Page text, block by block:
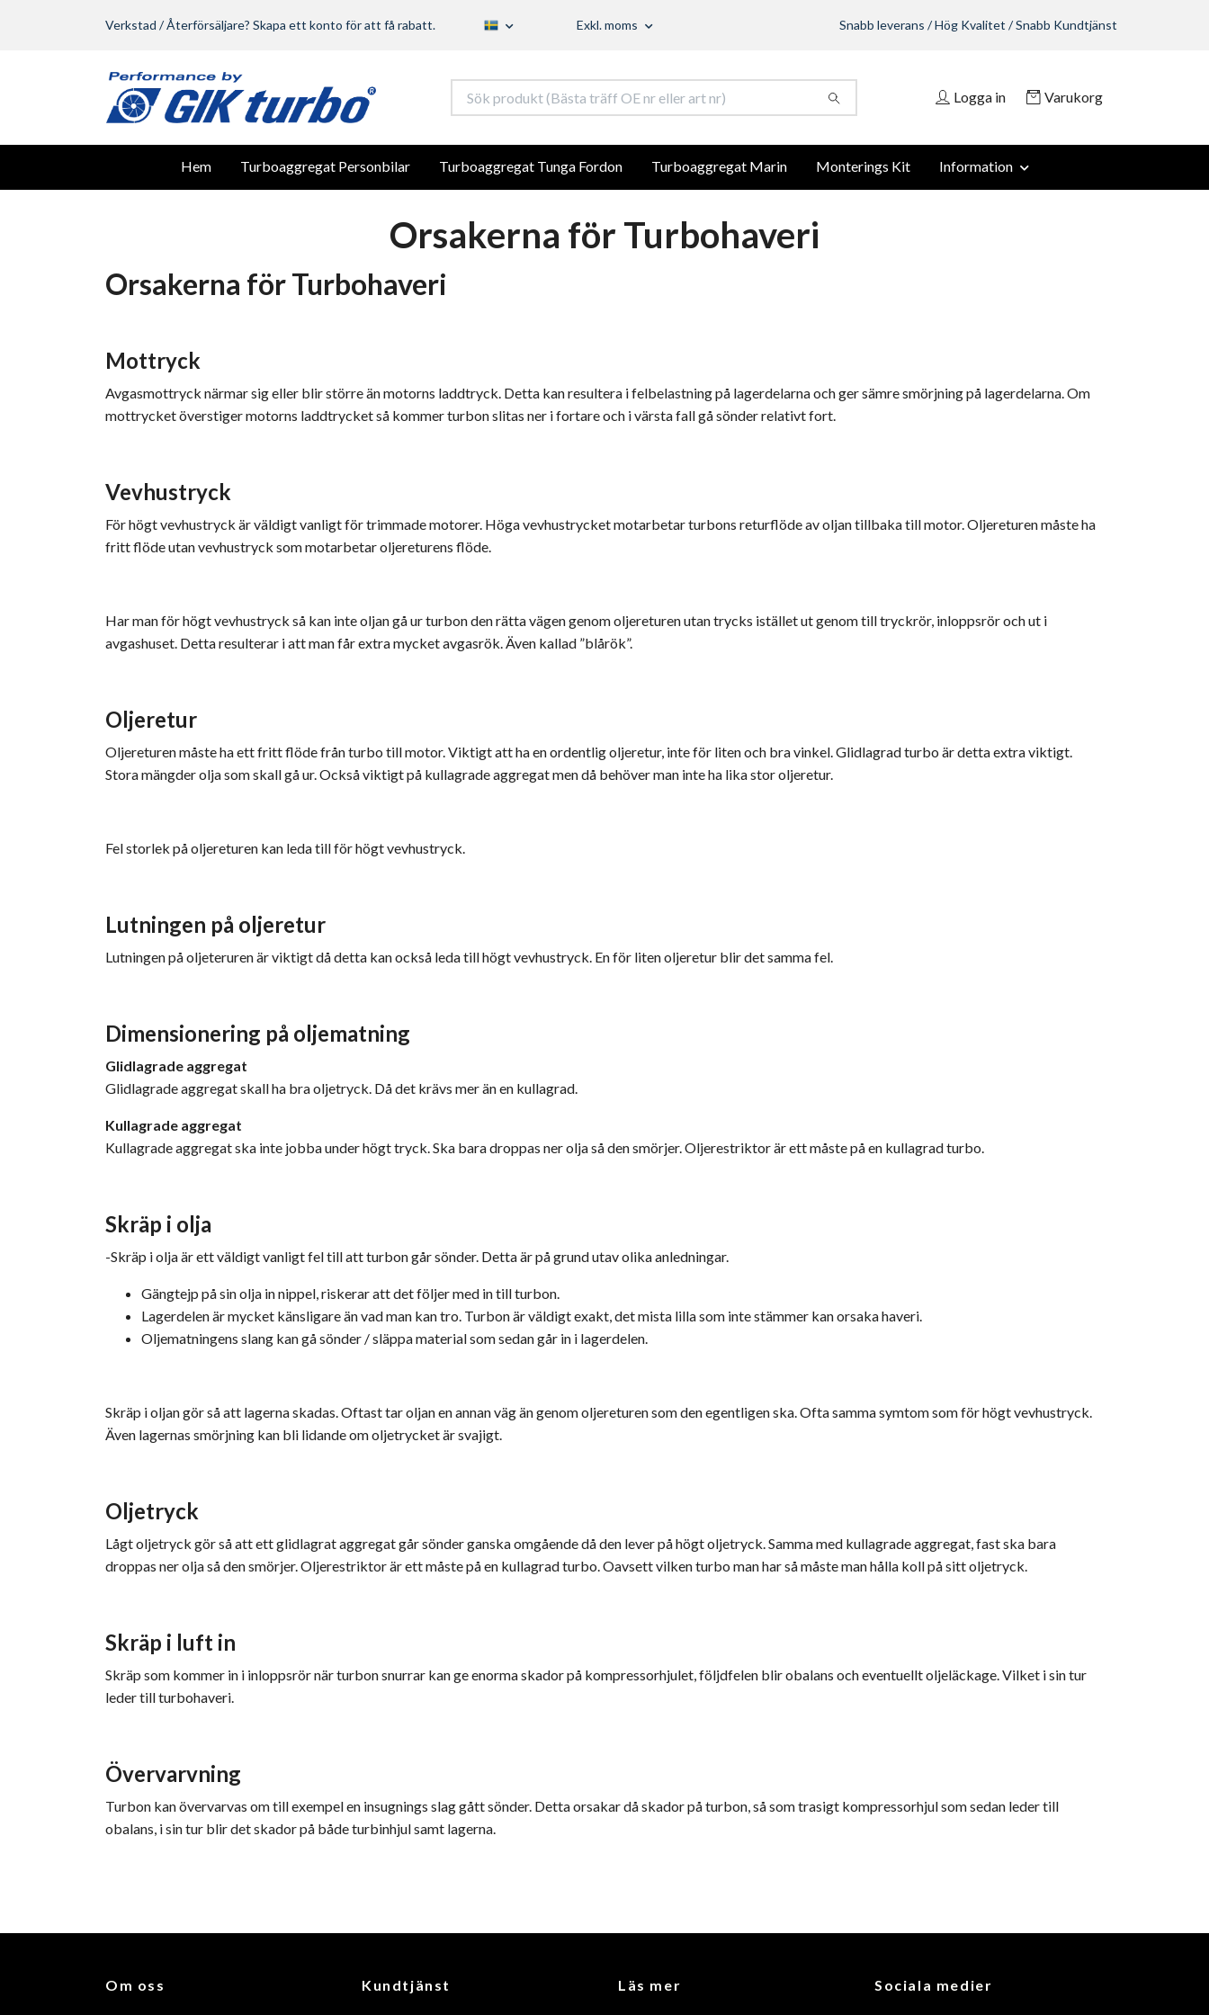
Verkstad / Återförsäljare? Skapa ett konto för att få rabatt. Exkl. moms Snabb leverans / Hög Kvalitet / Snabb Kundtjänst
Logga in Varukorg
Hem Turboaggregat Personbilar Turboaggregat Tunga Fordon Turboaggregat Marin Monterings Kit Information
Orsakerna för Turbohaveri
Orsakerna för Turbohaveri
Mottryck
Avgasmottryck närmar sig eller blir större än motorns laddtryck. Detta kan resultera i felbelastning på lagerdelarna och ger sämre smörjning på lagerdelarna. Om
mottrycket överstiger motorns laddtrycket så kommer turbon slitas ner i fortare och i värsta fall gå sönder relativt fort.
Vevhustryck
För högt vevhustryck är väldigt vanligt för trimmade motorer. Höga vevhustrycket motarbetar turbons returflöde av oljan tillbaka till motor. Oljereturen måste ha
fritt flöde utan vevhustryck som motarbetar oljereturens flöde.
Har man för högt vevhustryck så kan inte oljan gå ur turbon den rätta vägen genom oljereturen utan trycks istället ut genom till tryckrör, inloppsrör och ut i
avgashuset. Detta resulterar i att man får extra mycket avgasrök. Även kallad ”blårök”.
Oljeretur
Oljereturen måste ha ett fritt flöde från turbo till motor. Viktigt att ha en ordentlig oljeretur, inte för liten och bra vinkel. Glidlagrad turbo är detta extra viktigt.
Stora mängder olja som skall gå ur. Också viktigt på kullagrade aggregat men då behöver man inte ha lika stor oljeretur.
Fel storlek på oljereturen kan leda till för högt vevhustryck.
Lutningen på oljeretur
Lutningen på oljeteruren är viktigt då detta kan också leda till högt vevhustryck. En för liten oljeretur blir det samma fel.
Dimensionering på oljematning
Glidlagrade aggregat
Glidlagrade aggregat skall ha bra oljetryck. Då det krävs mer än en kullagrad.
Kullagrade aggregat
Kullagrade aggregat ska inte jobba under högt tryck. Ska bara droppas ner olja så den smörjer. Oljerestriktor är ett måste på en kullagrad turbo.
Skräp i olja
-Skräp i olja är ett väldigt vanligt fel till att turbon går sönder. Detta är på grund utav olika anledningar.
Gängtejp på sin olja in nippel, riskerar att det följer med in till turbon.
Lagerdelen är mycket känsligare än vad man kan tro. Turbon är väldigt exakt, det mista lilla som inte stämmer kan orsaka haveri.
Oljematningens slang kan gå sönder / släppa material som sedan går in i lagerdelen.
Skräp i oljan gör så att lagerna skadas. Oftast tar oljan en annan väg än genom oljereturen som den egentligen ska. Ofta samma symtom som för högt vevhustryck.
Även lagernas smörjning kan bli lidande om oljetrycket är svajigt.
Oljetryck
Lågt oljetryck gör så att ett glidlagrat aggregat går sönder ganska omgående då den lever på högt oljetryck. Samma med kullagrade aggregat, fast ska bara
droppas ner olja så den smörjer. Oljerestriktor är ett måste på en kullagrad turbo. Oavsett vilken turbo man har så måste man hålla koll på sitt oljetryck.
Skräp i luft in
Skräp som kommer in i inloppsrör när turbon snurrar kan ge enorma skador på kompressorhjulet, följdfelen blir obalans och eventuellt oljeläckage. Vilket i sin tur
leder till turbohaveri.
Övervarvning
Turbon kan övervarvas om till exempel en insugnings slag gått sönder. Detta orsakar då skador på turbon, så som trasigt kompressorhjul som sedan leder till
obalans, i sin tur blir det skador på både turbinhjul samt lagerna.
Om oss Kundtjänst Läs mer Sociala medier